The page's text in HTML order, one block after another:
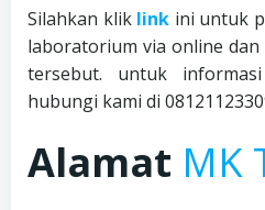
Silahkan klik link ini untuk
laboratorium via online
tersebut. untuk
hubungi kami di
Alamat MK